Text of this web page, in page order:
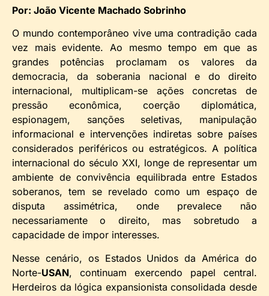
Por: João Vicente Machado Sobrinho
O mundo contemporâneo vive uma contradição cada
vez mais evidente. Ao mesmo tempo em que as
grandes potências proclamam os valores da
democracia, da soberania nacional e do direito
internacional, multiplicam-se ações concretas de
pressão econômica, coerção diplomática,
espionagem, sanções seletivas, manipulação
informacional e intervenções indiretas sobre países
considerados periféricos ou estratégicos. A política
internacional do século XXI, longe de representar um
ambiente de convivência equilibrada entre Estados
soberanos, tem se revelado como um espaço de
disputa assimétrica, onde prevalece não
necessariamente o direito, mas sobretudo a
capacidade de impor interesses.
Nesse cenário, os Estados Unidos da América do
Norte-USAN, continuam exercendo papel central.
Herdeiros da lógica expansionista consolidada desde